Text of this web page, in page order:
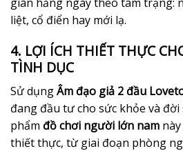
liệt, cổ điển hay mới lạ.
4. LỢI ÍCH THIẾT THỰC
TÌNH DỤC
Sử dụngÂm đạo giả 2 đầu
đang đầu tư cho sức khỏe và
phẩm đồ chơi người lớn nam
thiết thực, từ giai đoạn phòng